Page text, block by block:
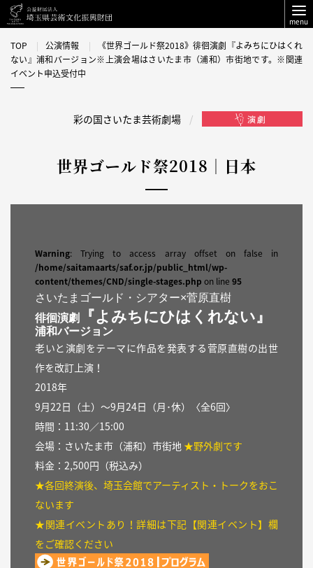
menu
TOP 公演情報
《世界ゴールド祭2018》徘徊演劇『よみちにひはくれ
ない』浦和バージョン※上演会場はさいたま市（浦和）市街地です。※関連
イベント申込受付中
彩の国さいたま芸術劇場
世界ゴールド祭2018｜日本
Warning: Trying to access array offset on false in
/home/saitamaarts/saf.or.jp/public_html/wp-
content/themes/CND/single-stages.php on line 95
さいたまゴールド・シアター×菅原直樹
徘徊演劇
『よみちにひはくれない』
浦和バージョン
老いと演劇をテーマに作品を発表する菅原直樹の出世
作を改訂上演！
2018年
9月22日（土）〜9月24日（月･休）〈全6回〉
時間：11:30／15:00
会場：さいたま市（浦和）市街地 ★野外劇です
料金：2,500円（税込み）
★各回終演後、埼玉会館でアーティスト・トークをおこ
ないます
★関連イベントあり！詳細は下記【関連イベント】欄
をご確認ください